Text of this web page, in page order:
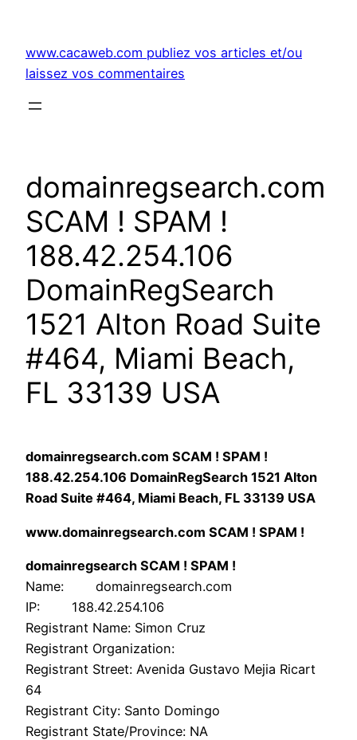
contenu
www.cacaweb.com publiez vos articles et/ou
laissez vos commentaires
domainregsearch.com
SCAM ! SPAM !
188.42.254.106
DomainRegSearch
1521 Alton Road Suite
#464, Miami Beach,
FL 33139 USA
domainregsearch.com SCAM ! SPAM !
188.42.254.106 DomainRegSearch 1521 Alton
Road Suite #464, Miami Beach, FL 33139 USA
www.domainregsearch.com SCAM ! SPAM !
domainregsearch SCAM ! SPAM !
Name: domainregsearch.com
IP: 188.42.254.106
Registrant Name: Simon Cruz
Registrant Organization:
Registrant Street: Avenida Gustavo Mejia Ricart
64
Registrant City: Santo Domingo
Registrant State/Province: NA